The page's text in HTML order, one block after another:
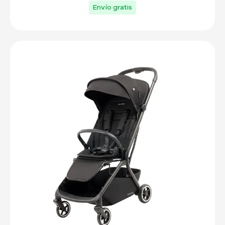
Envío gratis